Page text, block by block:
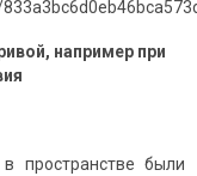
например при
пространстве были